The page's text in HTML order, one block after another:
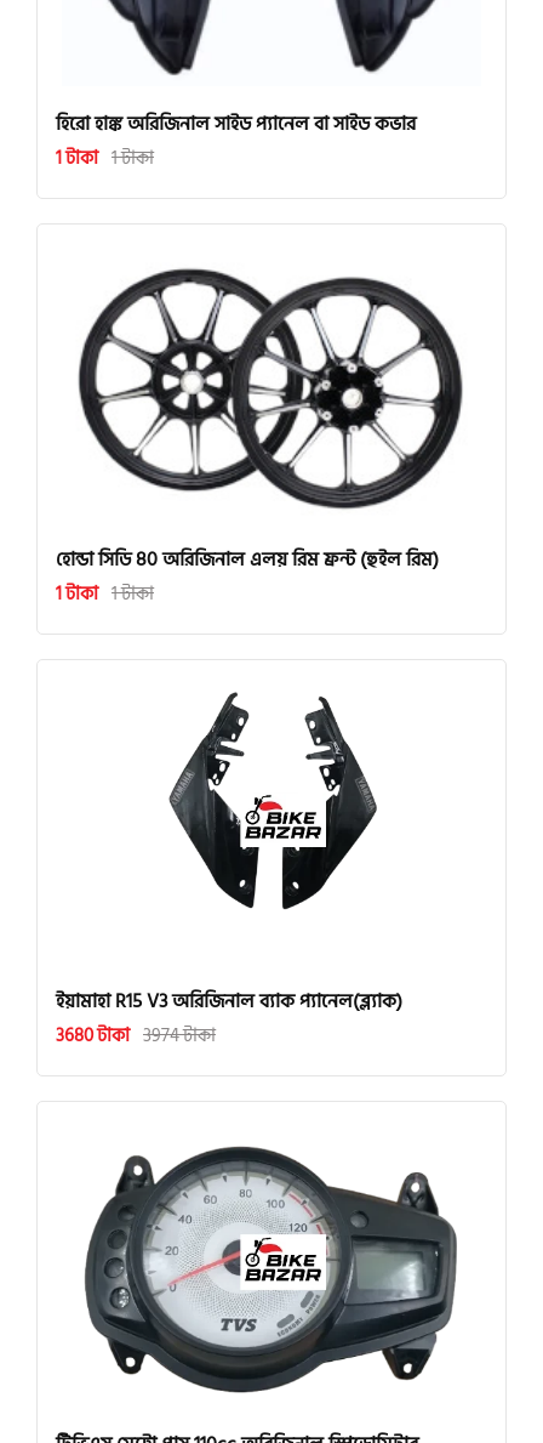
হিরো হাঙ্ক অরিজিনাল সাইড প্যানেল বা সাইড কভার
1 টাকা 1 টাকা
হোন্ডা সিডি 80 অরিজিনাল এলয় রিম ফ্রন্ট (হুইল রিম)
1 টাকা 1 টাকা
ইয়ামাহা R15 V3 অরিজিনাল ব্যাক প্যানেল(ব্ল্যাক)
3680 টাকা 3974 টাকা